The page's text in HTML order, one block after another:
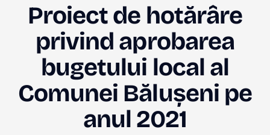
Proiect de hotărâre
privind aprobarea
bugetului local al
Comunei Bălușeni pe
anul 2021